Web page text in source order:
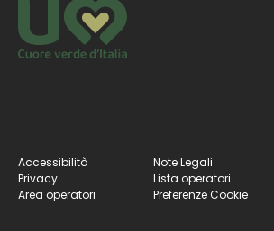
Accessibilità
Note Legali
Privacy
Lista operatori
Area operatori Preferenze Cookie